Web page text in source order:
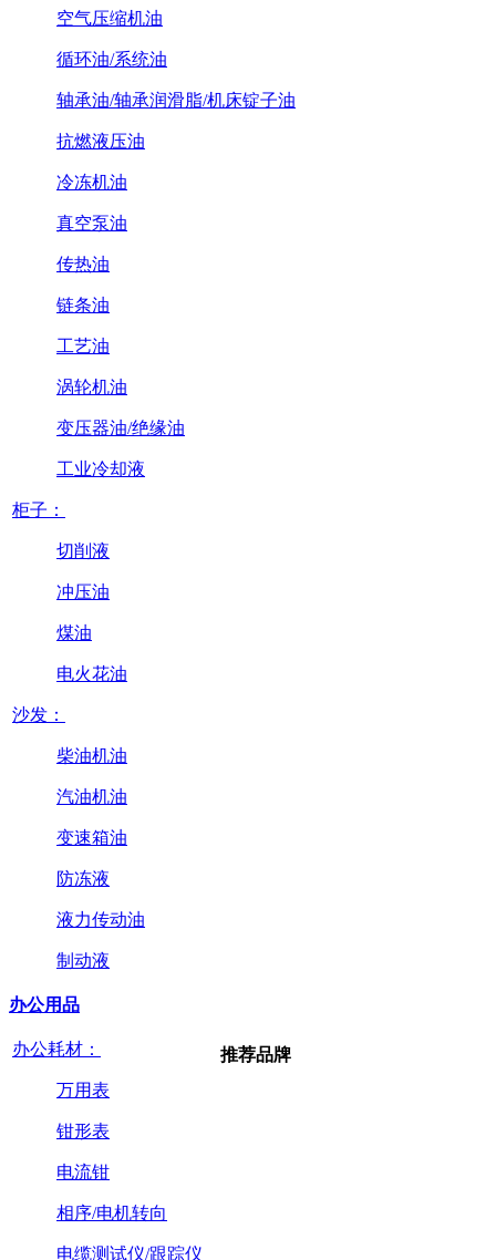
空气压缩机油
循环油/系统油
轴承油/轴承润滑脂/机床锭子油
抗燃液压油
冷冻机油
真空泵油
传热油
链条油
工艺油
涡轮机油
变压器油/绝缘油
工业冷却液
柜子：
切削液
冲压油
煤油
电火花油
沙发：
柴油机油
汽油机油
变速箱油
防冻液
液力传动油
制动液
办公用品
办公耗材：
万用表
钳形表
电流钳
相序/电机转向
电缆测试仪/跟踪仪
推荐品牌